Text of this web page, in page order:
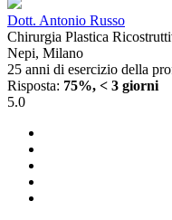
Dott. Antonio Russo
Chirurgia Plastica
Nepi, Milano
25 anni di esercizio della
Risposta: 75%, < 3 giorni
5.0